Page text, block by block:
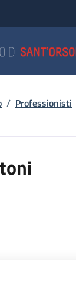
/ Professionisti